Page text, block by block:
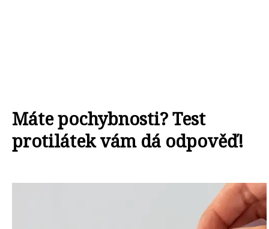
Máte pochybnosti? Test
protilátek vám dá odpověď!